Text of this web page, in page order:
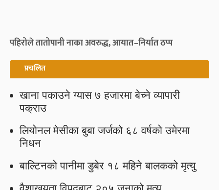
पहिरोले तातोपानी नाका अवरुद्ध, आयात–निर्यात ठप्प
प्रचलित
खाना पकाउने ग्यास ७ हजारमा बेच्ने व्यापारी
पक्राउ
लियोनल मेसीका बुबा जर्जको ६८ वर्षको उमेरमा
निधन
बाल्टिनको पानीमा डुबेर १८ महिने बालकको मृत्यु